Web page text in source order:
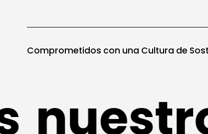
Comprometidos con una Cultura de
nuestro